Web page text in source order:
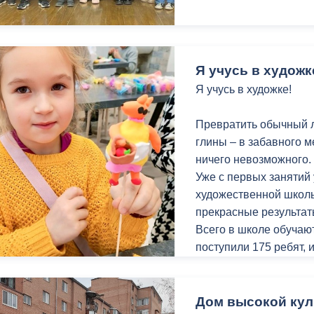
Я учусь в
Я учусь в художке!
Превратить обычный
глины – в забавного
ничего невозможного.
Уже с первых занятий
художественной
прекрасные
Всего в школе
поступили 175 ребят,
Малыши из класса
Дом высокой